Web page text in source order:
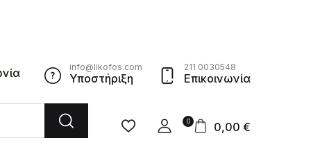
info@likofos.com
Υποστήριξη
211 0030548
Επικοινωνία
0 0,00 €